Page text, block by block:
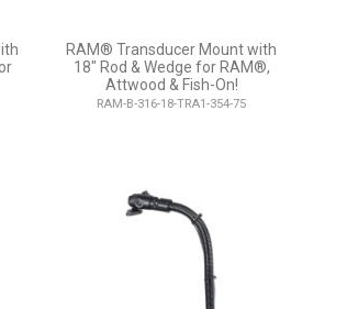
RAM® Transducer Mount with
18" Rod & Wedge for RAM®,
Attwood & Fish-On!
RAM-B-316-18-TRA1-354-75